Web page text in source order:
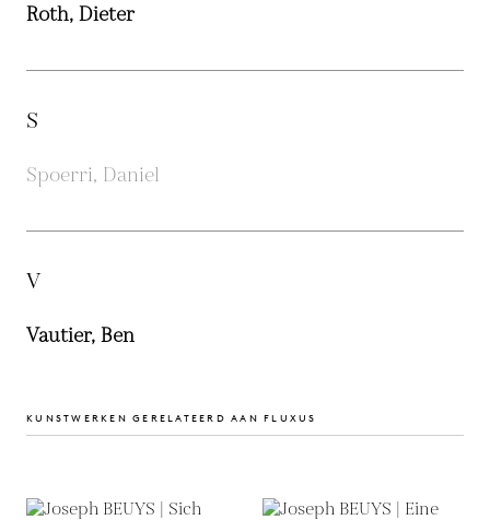
Roth, Dieter
S
Spoerri, Daniel
V
Vautier, Ben
KUNSTWERKEN GERELATEERD AAN FLUXUS